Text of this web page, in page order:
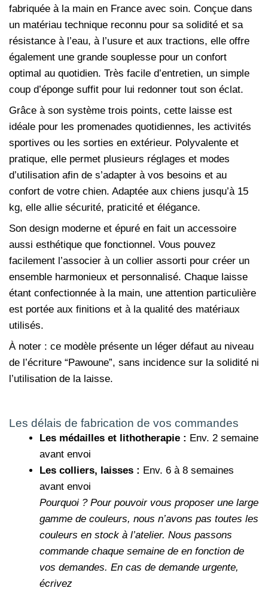
fabriquée à la main en France avec soin. Conçue dans
un matériau technique reconnu pour sa solidité et sa
résistance à l’eau, à l’usure et aux tractions, elle offre
également une grande souplesse pour un confort
optimal au quotidien. Très facile d’entretien, un simple
coup d’éponge suffit pour lui redonner tout son éclat.
Grâce à son système trois points, cette laisse est
idéale pour les promenades quotidiennes, les activités
sportives ou les sorties en extérieur. Polyvalente et
pratique, elle permet plusieurs réglages et modes
d’utilisation afin de s’adapter à vos besoins et au
confort de votre chien. Adaptée aux chiens jusqu’à 15
kg, elle allie sécurité, praticité et élégance.
Son design moderne et épuré en fait un accessoire
aussi esthétique que fonctionnel. Vous pouvez
facilement l’associer à un collier assorti pour créer un
ensemble harmonieux et personnalisé. Chaque laisse
étant confectionnée à la main, une attention particulière
est portée aux finitions et à la qualité des matériaux
utilisés.
À noter : ce modèle présente un léger défaut au niveau
de l’écriture “Pawoune”, sans incidence sur la solidité ni
l’utilisation de la laisse.
Les délais de fabrication de vos commandes
Les médailles et lithotherapie : Env. 2 semaine
avant envoi
Les colliers, laisses : Env. 6 à 8 semaines
avant envoi
Pourquoi ? Pour pouvoir vous proposer une large
gamme de couleurs, nous n’avons pas toutes les
couleurs en stock à l’atelier. Nous passons
commande chaque semaine de en fonction de
vos demandes. En cas de demande urgente,
écrivez